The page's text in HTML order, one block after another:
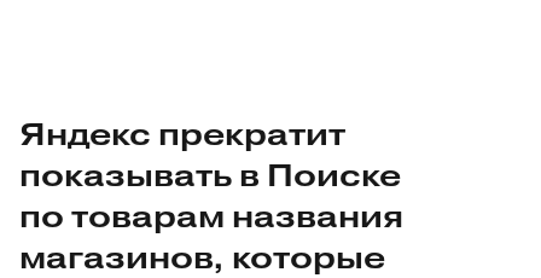
Яндекс прекратит
показывать в Поиске
по товарам названия
магазинов, которые